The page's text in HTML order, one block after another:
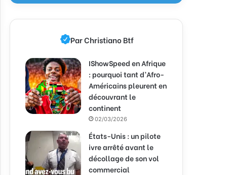
Par Christiano Btf
IShowSpeed en Afrique
: pourquoi tant d’Afro-
Américains pleurent en
découvrant le
continent
02/03/2026
États-Unis : un pilote
ivre arrêté avant le
décollage de son vol
commercial